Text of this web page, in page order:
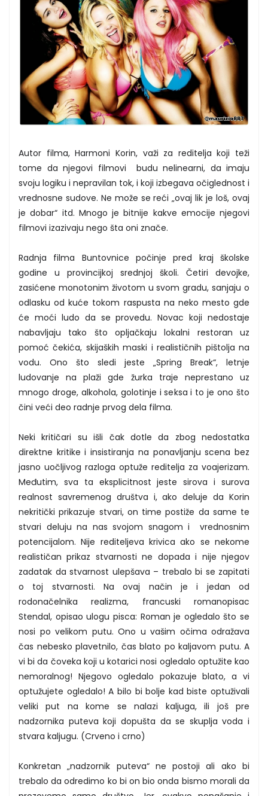
Autor filma, Harmoni Korin, važi za reditelja koji teži
tome da njegovi filmovi budu nelinearni, da imaju
svoju logiku i nepravilan tok, i koji izbegava očiglednost i
vrednosne sudove. Ne može se reći „ovaj lik je loš, ovaj
je dobar“ itd. Mnogo je bitnije kakve emocije njegovi
filmovi izazivaju nego šta oni znače.
Radnja filma Buntovnice počinje pred kraj školske
godine u provincijkoj srednjoj školi. Četiri devojke,
zasićene monotonim životom u svom gradu, sanjaju o
odlasku od kuće tokom raspusta na neko mesto gde
će moći ludo da se provedu. Novac koji nedostaje
nabavljaju tako što opljačkaju lokalni restoran uz
pomoć čekića, skijaških maski i realističnih pištolja na
vodu. Ono što sledi jeste „Spring Break“, letnje
ludovanje na plaži gde žurka traje neprestano uz
mnogo droge, alkohola, golotinje i seksa i to je ono što
čini veći deo radnje prvog dela filma.
Neki kritičari su išli čak dotle da zbog nedostatka
direktne kritike i insistiranja na ponavljanju scena bez
jasno uočljivog razloga optuže reditelja za voajerizam.
Međutim, sva ta eksplicitnost jeste sirova i surova
realnost savremenog društva i, ako deluje da Korin
nekritički prikazuje stvari, on time postiže da same te
stvari deluju na nas svojom snagom i vrednosnim
potencijalom. Nije rediteljeva krivica ako se nekome
realističan prikaz stvarnosti ne dopada i nije njegov
zadatak da stvarnost ulepšava – trebalo bi se zapitati
o toj stvarnosti. Na ovaj način je i jedan od
rodonačelnika realizma, francuski romanopisac
Stendal, opisao ulogu pisca: Roman je ogledalo što se
nosi po velikom putu. Ono u vašim očima odražava
čas nebesko plavetnilo, čas blato po kaljavom putu. A
vi bi da čoveka koji u kotarici nosi ogledalo optužite kao
nemoralnog! Njegovo ogledalo pokazuje blato, a vi
optužujete ogledalo! A bilo bi bolje kad biste optuživali
veliki put na kome se nalazi kaljuga, ili još pre
nadzornika puteva koji dopušta da se skuplja voda i
stvara kaljugu. (Crveno i crno)
Konkretan „nadzornik puteva“ ne postoji ali ako bi
trebalo da odredimo ko bi on bio onda bismo morali da